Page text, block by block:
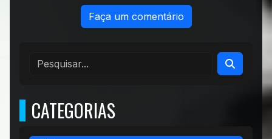
Faça um comentário
CATEGORIAS